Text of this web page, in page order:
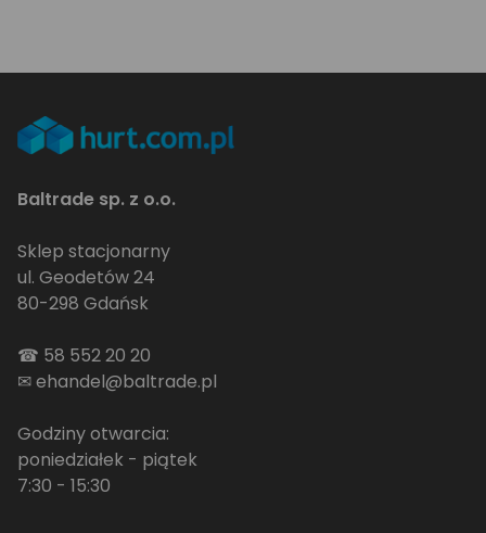
Baltrade sp. z o.o.
Sklep stacjonarny
ul. Geodetów 24
80-298 Gdańsk
☎ 58 552 20 20
✉ehandel@baltrade.pl
Godziny otwarcia:
poniedziałek - piątek
7:30 - 15:30